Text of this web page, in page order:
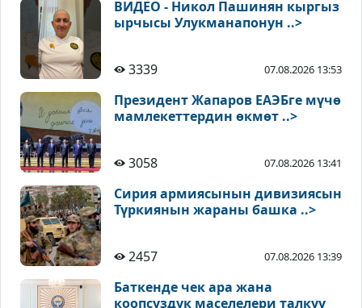
ВИДЕО - Никол Пашинян кыргыз
ырчысы Улукманапонун ..>
3339 07.08.2026 13:53
Президент Жапаров ЕАЭБге мүчө
мамлекеттердин өкмөт ..>
3058 07.08.2026 13:41
Сирия армиясынын дивизиясын
Түркиянын жараны башка ..>
2457 07.08.2026 13:39
Баткенде чек ара жана
коопсуздук маселелери талкуу